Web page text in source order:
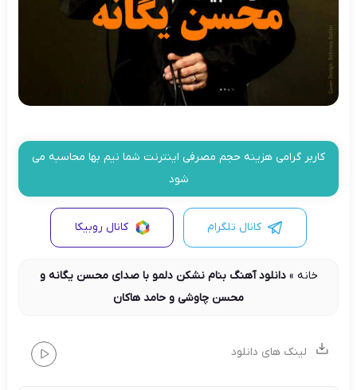
کاربر گرامی هزینه حجم مصرفی اینترنت شما نیم بها محاسبه می
شود
کانال تلگرام کانال روبیکا
خانه »دانلود آهنگ بنام نشکن دلمو با صدای محسن یگانه و
محسن چاوشی و حامد هاکان
لینک های دانلود